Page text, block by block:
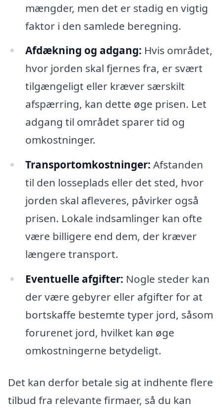
mængder, men det er stadig en vigtig
faktor i den samlede beregning.
Afdækning og adgang: Hvis området,
hvor jorden skal fjernes fra, er svært
tilgængeligt eller kræver særskilt
afspærring, kan dette øge prisen. Let
adgang til området sparer tid og
omkostninger.
Transportomkostninger: Afstanden
til den losseplads eller det sted, hvor
jorden skal afleveres, påvirker også
prisen. Lokale indsamlinger kan ofte
være billigere end dem, der kræver
længere transport.
Eventuelle afgifter: Nogle steder kan
der være gebyrer eller afgifter for at
bortskaffe bestemte typer jord, såsom
forurenet jord, hvilket kan øge
omkostningerne betydeligt.
Det kan derfor betale sig at indhente flere
tilbud fra relevante firmaer, så du kan